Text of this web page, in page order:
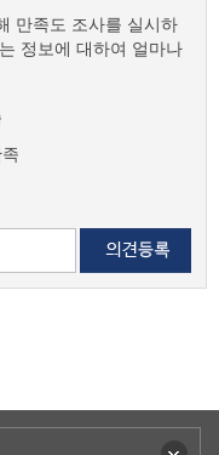
만족도 조사를 실시하
정보에 대하여 얼마나